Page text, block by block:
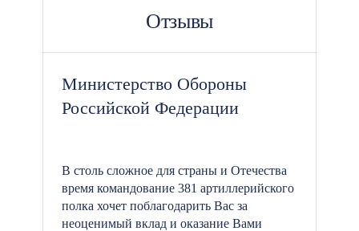
Отзывы
Министерство Обороны
Российской Федерации
В столь сложное для страны и Отечества
время командование 381 артиллерийского
полка хочет поблагодарить Вас за
неоценимый вклад и оказание Вами